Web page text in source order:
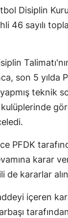
Disiplin
46 sayılı
son 5 yılda
teknik
PFDK
karar
de kararlar
içeren